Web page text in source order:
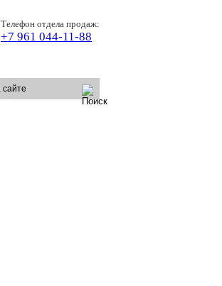
Телефон отдела продаж:
+7 961 044-11-88